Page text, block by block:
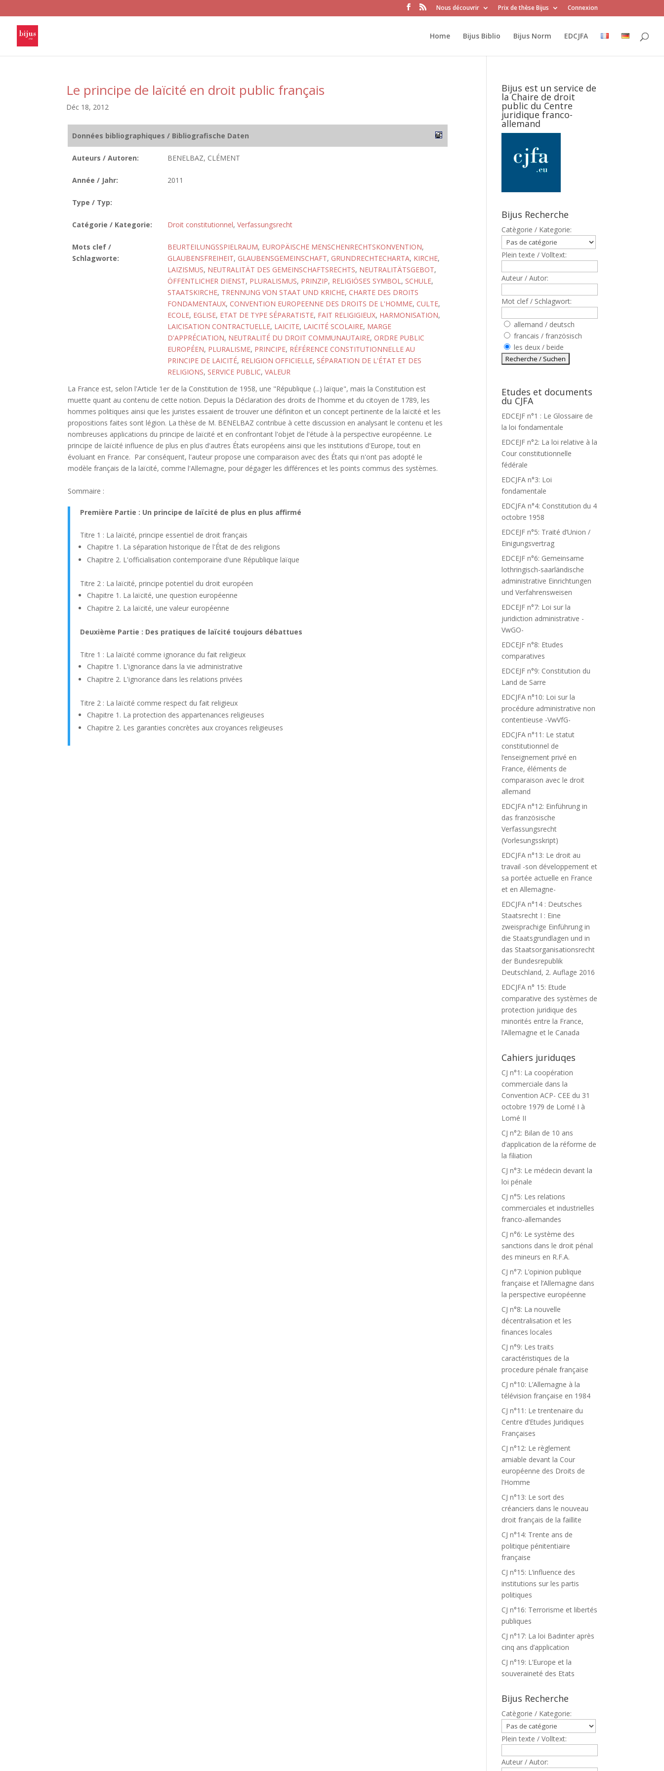
Nous découvrir Prix de thèse Bijus Connexion
Home Bijus Biblio Bijus Norm EDCJFA
Le principe de laïcité en droit public français
Déc 18, 2012
Données bibliographiques / Bibliografische Daten
Auteurs / Autoren: BENELBAZ, CLÉMENT
Année / Jahr: 2011
Type / Typ:
Catégorie / Kategorie: Droit constitutionnel, Verfassungsrecht
Mots clef /
Schlagworte:
BEURTEILUNGSSPIELRAUM, EUROPÄISCHE MENSCHENRECHTSKONVENTION,
GLAUBENSFREIHEIT, GLAUBENSGEMEINSCHAFT, GRUNDRECHTECHARTA, KIRCHE,
LAIZISMUS, NEUTRALITÄT DES GEMEINSCHAFTSRECHTS, NEUTRALITÄTSGEBOT,
ÖFFENTLICHER DIENST, PLURALISMUS, PRINZIP, RELIGIÖSES SYMBOL, SCHULE,
STAATSKIRCHE, TRENNUNG VON STAAT UND KRICHE, CHARTE DES DROITS
FONDAMENTAUX, CONVENTION EUROPEENNE DES DROITS DE L'HOMME, CULTE,
ECOLE, EGLISE, ETAT DE TYPE SÉPARATISTE, FAIT RELIGIGIEUX, HARMONISATION,
LAICISATION CONTRACTUELLE, LAICITE, LAICITÉ SCOLAIRE, MARGE
D'APPRÉCIATION, NEUTRALITÉ DU DROIT COMMUNAUTAIRE, ORDRE PUBLIC
EUROPÉEN, PLURALISME, PRINCIPE, RÉFÉRENCE CONSTITUTIONNELLE AU
PRINCIPE DE LAICITÉ, RELIGION OFFICIELLE, SÉPARATION DE L'ÉTAT ET DES
RELIGIONS, SERVICE PUBLIC, VALEUR
La France est, selon l'Article 1er de la Constitution de 1958, une "République (...) laïque", mais la Constitution est
muette quant au contenu de cette notion. Depuis la Déclaration des droits de l'homme et du citoyen de 1789, les
hommes politiques ainsi que les juristes essaient de trouver une définiton et un concept pertinente de la laïcité et les
propositions faites sont légion. La thèse de M. BENELBAZ contribue à cette discussion en analysant le contenu et les
nombreuses applications du principe de laïcité et en confrontant l'objet de l'étude à la perspective européenne. Le
principe de laïcité influence de plus en plus d'autres États européens ainsi que les institutions d'Europe, tout en
évoluant en France. Par conséquent, l'auteur propose une comparaison avec des États qui n'ont pas adopté le
modèle français de la laïcité, comme l'Allemagne, pour dégager les différences et les points commus des systèmes.
Sommaire :
Première Partie : Un principe de laïcité de plus en plus affirmé
Titre 1 : La laïcité, principe essentiel de droit français
Chapitre 1. La séparation historique de l'État de des religions
Chapitre 2. L'officialisation contemporaine d'une République laïque
Titre 2 : La laïcité, principe potentiel du droit européen
Chapitre 1. La laïcité, une question européenne
Chapitre 2. La laïcité, une valeur européenne
Deuxième Partie : Des pratiques de laïcité toujours débattues
Titre 1 : La laïcité comme ignorance du fait religieux
Chapitre 1. L'ignorance dans la vie administrative
Chapitre 2. L'ignorance dans les relations privées
Titre 2 : La laïcité comme respect du fait religieux
Chapitre 1. La protection des appartenances religieuses
Chapitre 2. Les garanties concrètes aux croyances religieuses
Bijus est un service de
la Chaire de droit
public du Centre
juridique franco-
allemand
Bijus Recherche
Catègorie / Kategorie:
Plein texte / Volltext:
Auteur / Autor:
Mot clef / Schlagwort:
allemand / deutsch
francais / französisch
les deux / beide
Etudes et documents
du CJFA
EDCEJF n°1 : Le Glossaire de
la loi fondamentale
EDCEJF n°2: La loi relative à la
Cour constitutionnelle
fédérale
EDCJFA n°3: Loi
fondamentale
EDCJFA n°4: Constitution du 4
octobre 1958
EDCEJF n°5: Traité d’Union /
Einigungsvertrag
EDCEJF n°6: Gemeinsame
lothringisch-saarländische
administrative Einrichtungen
und Verfahrensweisen
EDCEJF n°7: Loi sur la
juridiction administrative -
VwGO-
EDCEJF n°8: Etudes
comparatives
EDCEJF n°9: Constitution du
Land de Sarre
EDCJFA n°10: Loi sur la
procédure administrative non
contentieuse -VwVfG-
EDCJFA n°11: Le statut
constitutionnel de
l’enseignement privé en
France, éléments de
comparaison avec le droit
allemand
EDCJFA n°12: Einführung in
das französische
Verfassungsrecht
(Vorlesungsskript)
EDCJFA n°13: Le droit au
travail -son développement et
sa portée actuelle en France
et en Allemagne-
EDCJFA n°14 : Deutsches
Staatsrecht I : Eine
zweisprachige Einführung in
die Staatsgrundlagen und in
das Staatsorganisationsrecht
der Bundesrepublik
Deutschland, 2. Auflage 2016
EDCJFA n° 15: Etude
comparative des systèmes de
protection juridique des
minorités entre la France,
l’Allemagne et le Canada
Cahiers juriduqes
CJ n°1: La coopération
commerciale dans la
Convention ACP- CEE du 31
octobre 1979 de Lomé I à
Lomé II
CJ n°2: Bilan de 10 ans
d’application de la réforme de
la filiation
CJ n°3: Le médecin devant la
loi pénale
CJ n°5: Les relations
commerciales et industrielles
franco-allemandes
CJ n°6: Le système des
sanctions dans le droit pénal
des mineurs en R.F.A.
CJ n°7: L’opinion publique
française et l’Allemagne dans
la perspective européenne
CJ n°8: La nouvelle
décentralisation et les
finances locales
CJ n°9: Les traits
caractéristiques de la
procedure pénale française
CJ n°10: L’Allemagne à la
télévision française en 1984
CJ n°11: Le trentenaire du
Centre d’Etudes Juridiques
Françaises
CJ n°12: Le règlement
amiable devant la Cour
européenne des Droits de
l’Homme
CJ n°13: Le sort des
créanciers dans le nouveau
droit français de la faillite
CJ n°14: Trente ans de
politique pénitentiaire
française
CJ n°15: L’influence des
institutions sur les partis
politiques
CJ n°16: Terrorisme et libertés
publiques
CJ n°17: La loi Badinter après
cinq ans d’application
CJ n°19: L’Europe et la
souveraineté des Etats
Bijus Recherche
Catègorie / Kategorie:
Plein texte / Volltext:
Auteur / Autor: